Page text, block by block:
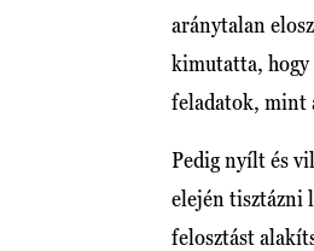
aránytalan
kimutatta, hogy
feladatok, mint
Pedig nyílt és
elején tisztázni
felosztást